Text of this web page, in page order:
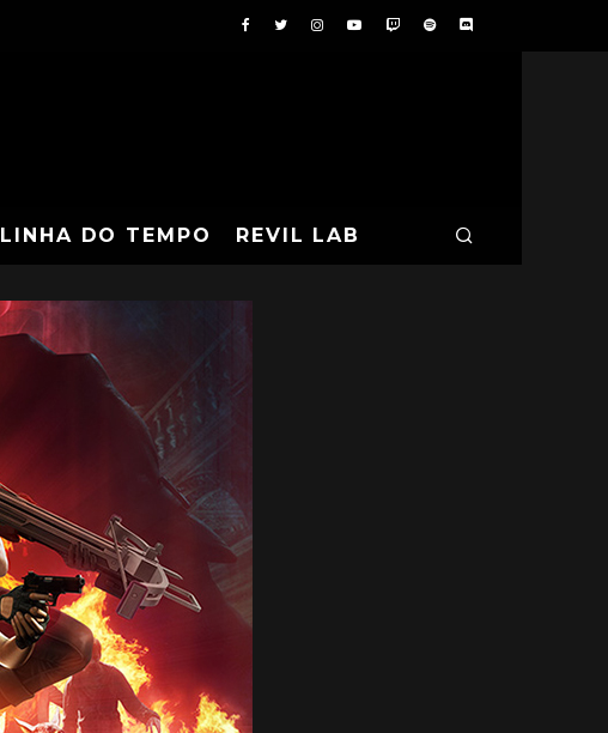
LINHA DO TEMPO REVIL LAB